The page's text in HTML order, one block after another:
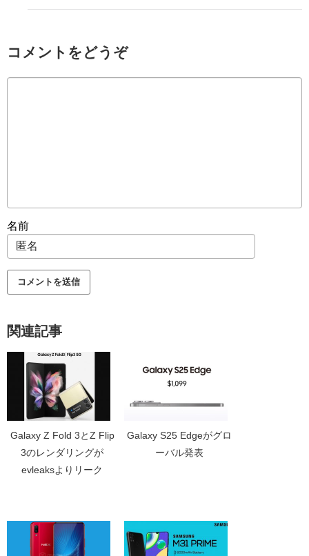
コメントをどうぞ
名前
関連記事
Galaxy Z Fold 3とZ Flip
3のレンダリングが
evleaksよりリーク
Galaxy S25 Edgeがグロ
ーバル発表